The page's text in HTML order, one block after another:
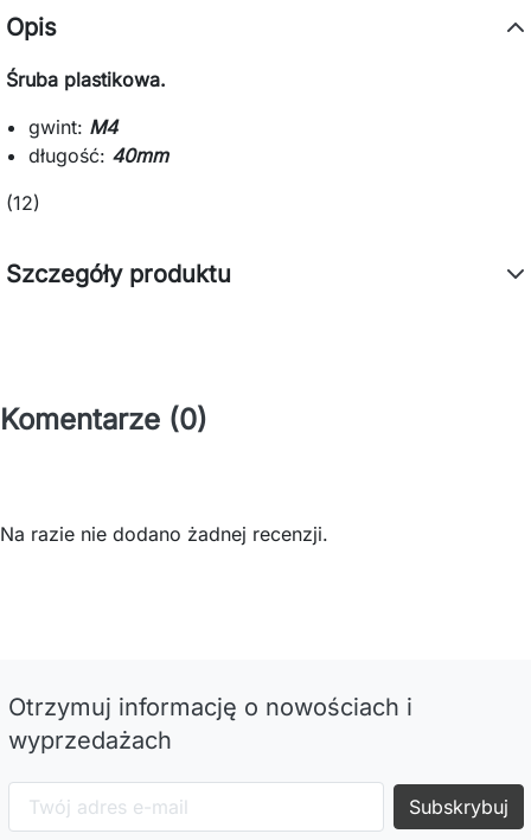
Opis
Śruba plastikowa.
gwint: M4
długość: 40mm
(12)
Szczegóły produktu
Komentarze (0)
Na razie nie dodano żadnej recenzji.
Otrzymuj informację o nowościach i
wyprzedażach